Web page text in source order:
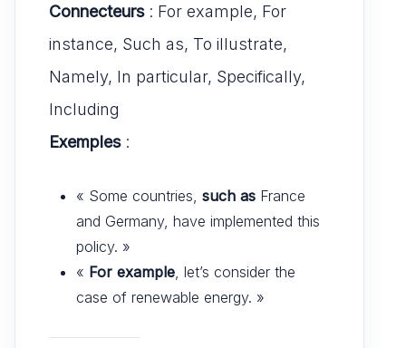
Connecteurs: For example, For
instance, Such as, To illustrate,
Namely, In particular, Specifically,
Including
Exemples:
« Some countries, such as France
and Germany, have implemented this
policy. »
« For example , let’s consider the
case of renewable energy. »